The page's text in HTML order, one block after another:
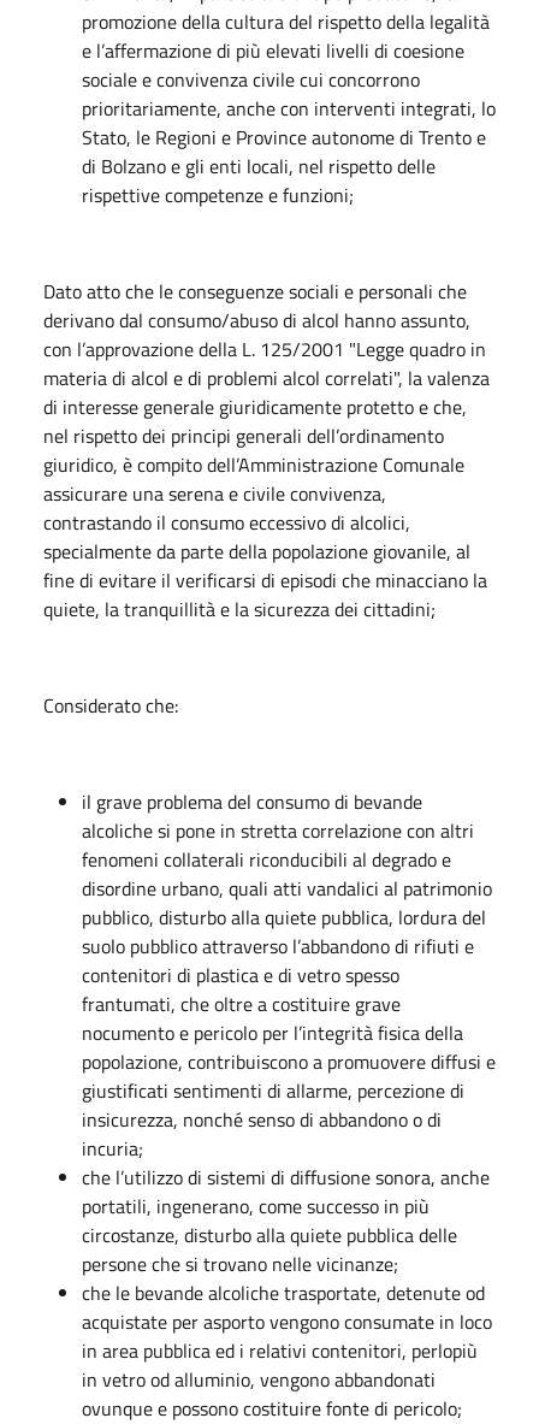
promozione della cultura del rispetto della legalità
e l’affermazione di più elevati livelli di coesione
sociale e convivenza civile cui concorrono
prioritariamente, anche con interventi integrati, lo
Stato, le Regioni e Province autonome di Trento e
di Bolzano e gli enti locali, nel rispetto delle
rispettive competenze e funzioni;
Dato atto che le conseguenze sociali e personali che
derivano dal consumo/abuso di alcol hanno assunto,
con l’approvazione della L. 125/2001 "Legge quadro in
materia di alcol e di problemi alcol correlati", la valenza
di interesse generale giuridicamente protetto e che,
nel rispetto dei principi generali dell’ordinamento
giuridico, è compito dell’Amministrazione Comunale
assicurare una serena e civile convivenza,
contrastando il consumo eccessivo di alcolici,
specialmente da parte della popolazione giovanile, al
fine di evitare il verificarsi di episodi che minacciano la
quiete, la tranquillità e la sicurezza dei cittadini;
Considerato che:
il grave problema del consumo di bevande
alcoliche si pone in stretta correlazione con altri
fenomeni collaterali riconducibili al degrado e
disordine urbano, quali atti vandalici al patrimonio
pubblico, disturbo alla quiete pubblica, lordura del
suolo pubblico attraverso l’abbandono di rifiuti e
contenitori di plastica e di vetro spesso
frantumati, che oltre a costituire grave
nocumento e pericolo per l’integrità fisica della
popolazione, contribuiscono a promuovere diffusi e
giustificati sentimenti di allarme, percezione di
insicurezza, nonché senso di abbandono o di
incuria;
che l’utilizzo di sistemi di diffusione sonora, anche
portatili, ingenerano, come successo in più
circostanze, disturbo alla quiete pubblica delle
persone che si trovano nelle vicinanze;
che le bevande alcoliche trasportate, detenute od
acquistate per asporto vengono consumate in loco
in area pubblica ed i relativi contenitori, perlopiù
in vetro od alluminio, vengono abbandonati
ovunque e possono costituire fonte di pericolo;